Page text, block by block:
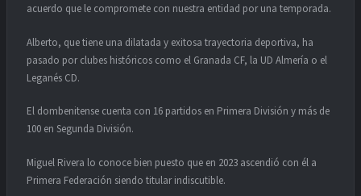
acuerdo que le compromete con nuestra entidad por una temporada.
Alberto, que tiene una dilatada y exitosa trayectoria deportiva, ha
pasado por clubes históricos como el Granada CF, la UD Almería o el
Leganés CD.
El dombenitense cuenta con 16 partidos en Primera División y más de
100 en Segunda División.
Miguel Rivera lo conoce bien puesto que en 2023 ascendió con él a
Primera Federación siendo titular indiscutible.